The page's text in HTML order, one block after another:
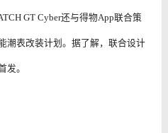
GT Cyber还与得物App联合策
潮表改装计划。据了解，联合设计
发。